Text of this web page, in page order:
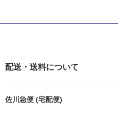
配送・送料について
佐川急便 (宅配便)